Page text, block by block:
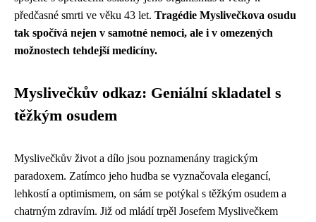
předčasné smrti ve věku 43 let. Tragédie Myslivečkova osudu
tak spočívá nejen v samotné nemoci, ale i v omezených
možnostech tehdejší medicíny.
Myslivečkův odkaz: Geniální skladatel s
těžkým osudem
Myslivečkův život a dílo jsou poznamenány tragickým
paradoxem. Zatímco jeho hudba se vyznačovala elegancí,
lehkostí a optimismem, on sám se potýkal s těžkým osudem a
chatrným zdravím. Již od mládí trpěl Josefem Myslivečkem